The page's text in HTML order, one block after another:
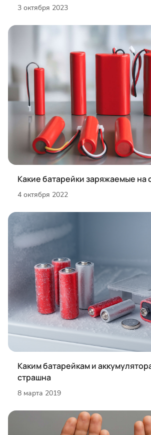
3 октября 2023
Какие батарейки заряжаемые на
4 октября 2022
Каким батарейкам и
страшна
8 марта 2019